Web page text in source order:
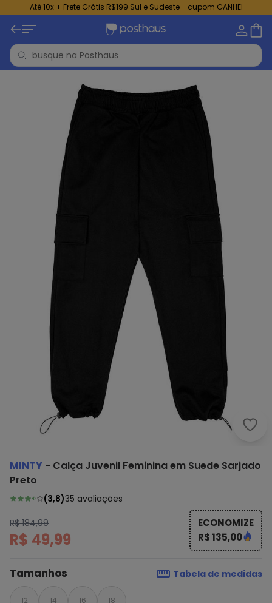
Até 10x + Frete Grátis R$199 Sul e Sudeste - cupom GANHEI
MINTY - Calça Juvenil Feminina em Suede Sarjado
Preto
(3,8)35 avaliações
R$ 184,99
R$ 49,99
ECONOMIZE
R$ 135,00
Tamanhos Tabela de medidas
12 14 16 18